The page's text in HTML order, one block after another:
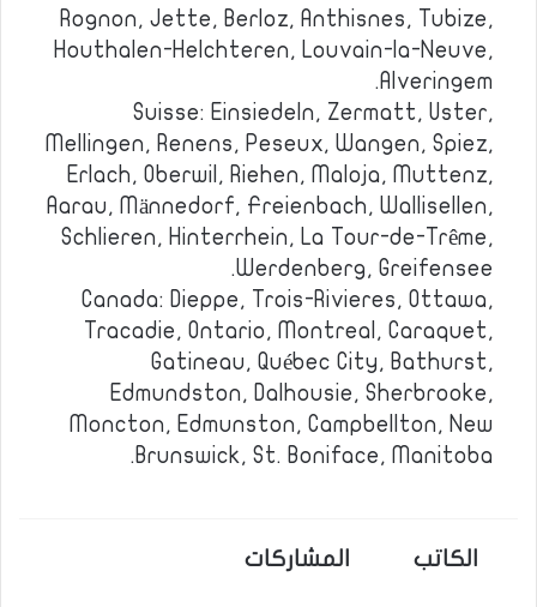
Rognon, Jette, Berloz, Anthisnes, Tubize,
Houthalen-Helchteren, Louvain-la-Neuve,
Alveringem.
Suisse: Einsiedeln, Zermatt, Uster,
Mellingen, Renens, Peseux, Wangen, Spiez,
Erlach, Oberwil, Riehen, Maloja, Muttenz,
Aarau, Männedorf, Freienbach, Wallisellen,
Schlieren, Hinterrhein, La Tour-de-Trême,
Werdenberg, Greifensee.
Canada: Dieppe, Trois-Rivieres, Ottawa,
Tracadie, Ontario, Montreal, Caraquet,
Gatineau, Québec City, Bathurst,
Edmundston, Dalhousie, Sherbrooke,
Moncton, Edmunston, Campbellton, New
Brunswick, St. Boniface, Manitoba.
الكاتب المشاركات